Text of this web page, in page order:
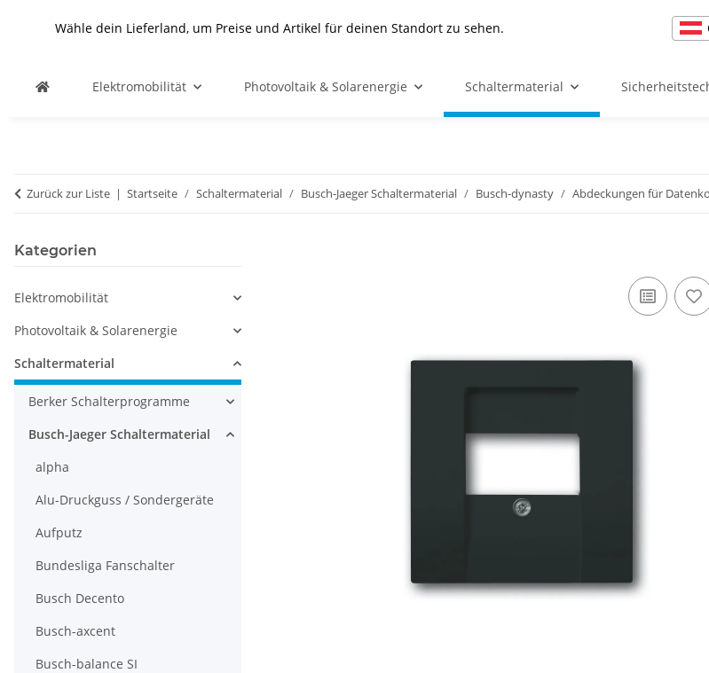
Wähle dein Lieferland, um Preise und Artikel für deinen Standort zu sehen.
Elektromobilität Photovoltaik & Solarenergie Schaltermaterial
Zurück zur Liste Startseite Schaltermaterial Busch-Jaeger Schaltermaterial Busch-dynasty Abdeckungen für
Kategorien
Elektromobilität
Photovoltaik & Solarenergie
Schaltermaterial
Berker Schalterprogramme
Busch-Jaeger Schaltermaterial
alpha
Alu-Druckguss / Sondergeräte
Aufputz
Bundesliga Fanschalter
Busch Decento
Busch-axcent
Busch-balance SI